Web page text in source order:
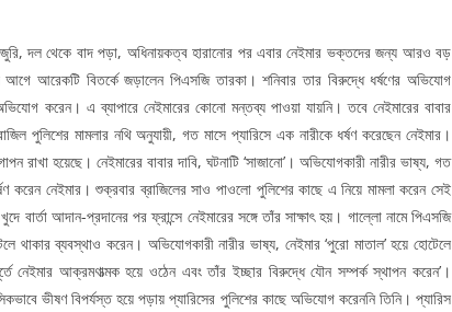
দল থেকে বাদ পড়া, অধিনায়কত্ব হারানোর পর এবার নেইমার ভক্তদের জন্য আরও বড়
আরেকটি বিতর্কে জড়ালেন পিএসজি তারকা। শনিবার তার বিরুদ্ধে ধর্ষণের অভিযোগ
করেন। এ ব্যাপারে নেইমারের কোনো মন্তব্য পাওয়া যায়নি। তবে নেইমারের বাবার
পুলিশের মামলার নথি অনুযায়ী, গত মাসে প্যারিসে এক নারীকে ধর্ষণ করেছেন নেইমার।
হয়েছে। নেইমারের বাবার দাবি, ঘটনাটি ‘সাজানো’। অভিযোগকারী নারীর ভাষ্য, গত
করেন নেইমার। শুক্রবার ব্রাজিলের সাও পাওলো পুলিশের কাছে এ নিয়ে মামলা করেন সেই
বার্তা আদান-প্রদানের পর ফ্রান্সে নেইমারের সঙ্গে তাঁর সাক্ষাৎ হয়। গাল্লো নামে পিএসজি
থাকার ব্যবস্থাও করেন। অভিযোগকারী নারীর ভাষ্য, নেইমার ‘পুরো মাতাল’ হয়ে হোটেলে
নেইমার আক্রমণাত্মক হয়ে ওঠেন এবং তাঁর ইচ্ছার বিরুদ্ধে যৌন সম্পর্ক স্থাপন করেন’।
ভীষণ বিপর্যস্ত হয়ে পড়ায় প্যারিসের পুলিশের কাছে অভিযোগ করেননি তিনি। প্যারিস